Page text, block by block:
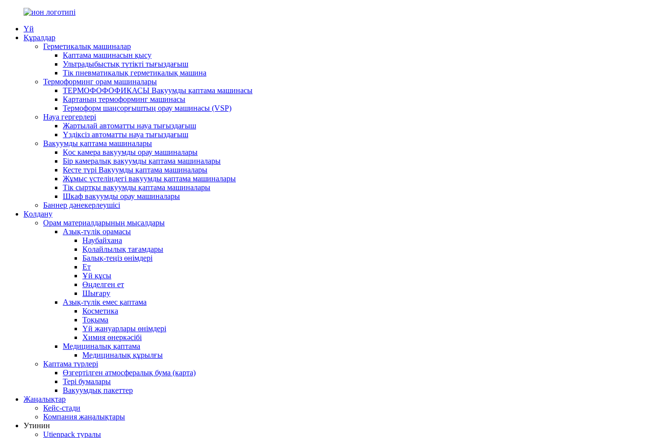
Үй
Құралдар
Герметикалық машиналар
Қаптама машинасын қысу
Ультрадыбыстық түтікті тығыздағыш
Тік пневматикалық герметикалық машина
Термоформинг орам машиналары
ТЕРМОФОФОФИКАСЫ Вакуумды қаптама машинасы
Картаның термоформинг машинасы
Термоформ шаңсорғыштың орау машинасы (VSP)
Науа гергерлері
Жартылай автоматты науа тығыздағыш
Үздіксіз автоматты науа тығыздағыш
Вакуумды қаптама машиналары
Қос камера вакуумды орау машиналары
Бір камералық вакуумды қаптама машиналары
Кесте түрі Вакуумды қаптама машиналары
Жұмыс үстеліндегі вакуумды қаптама машиналары
Тік сыртқы вакуумды қаптама машиналары
Шкаф вакуумды орау машиналары
Баннер дәнекерлеушісі
Қолдану
Орам материалдарының мысалдары
Азық-түлік орамасы
Наубайхана
Қолайлылық тағамдары
Балық-теңіз өнімдері
Ет
Ұй құсы
Өңделген ет
Шығару
Азық-түлік емес қаптама
Косметика
Тоқыма
Үй жануарлары өнімдері
Химия өнеркәсібі
Медициналық қаптама
Медициналық құрылғы
Қаптама түрлері
Өзгертілген атмосфералық бума (карта)
Тері бумалары
Вакуумдық пакеттер
Жаңалықтар
Кейс-стади
Компания жаңалықтары
Утинин
Utienpack туралы